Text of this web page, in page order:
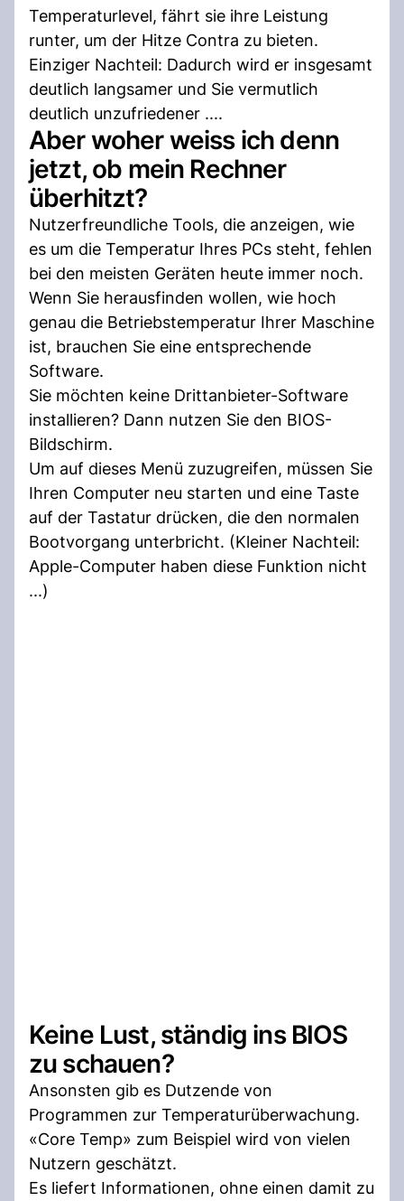
Temperaturlevel, fährt sie ihre Leistung
runter, um der Hitze Contra zu bieten.
Einziger Nachteil: Dadurch wird er insgesamt
deutlich langsamer und Sie vermutlich
deutlich unzufriedener ....
Aber woher weiss ich denn
jetzt, ob mein Rechner
überhitzt?
Nutzerfreundliche Tools, die anzeigen, wie
es um die Temperatur Ihres PCs steht, fehlen
bei den meisten Geräten heute immer noch.
Wenn Sie herausfinden wollen, wie hoch
genau die Betriebstemperatur Ihrer Maschine
ist, brauchen Sie eine entsprechende
Software.
Sie möchten keine Drittanbieter-Software
installieren? Dann nutzen Sie den BIOS-
Bildschirm.
Um auf dieses Menü zuzugreifen, müssen Sie
Ihren Computer neu starten und eine Taste
auf der Tastatur drücken, die den normalen
Bootvorgang unterbricht. (Kleiner Nachteil:
Apple-Computer haben diese Funktion nicht
...)
Keine Lust, ständig ins BIOS
zu schauen?
Ansonsten gib es Dutzende von
Programmen zur Temperaturüberwachung.
«Core Temp» zum Beispiel wird von vielen
Nutzern geschätzt.
Es liefert Informationen, ohne einen damit zu